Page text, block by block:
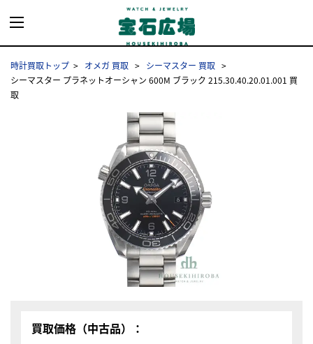
時計買取トップ オメガ 買取
シーマスター 買取
シーマスター プラネットオーシャン 600M ブラック 215.30.40.20.01.001 買
取
買取価格（中古品）：